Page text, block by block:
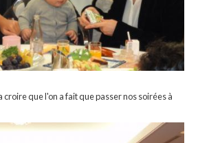
croire que l'on a fait que passer nos soirées à